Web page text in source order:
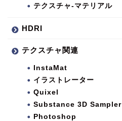
テクスチャ-マテリアル
HDRI
テクスチャ関連
InstaMat
イラストレーター
Quixel
Substance 3D Sampler
Photoshop